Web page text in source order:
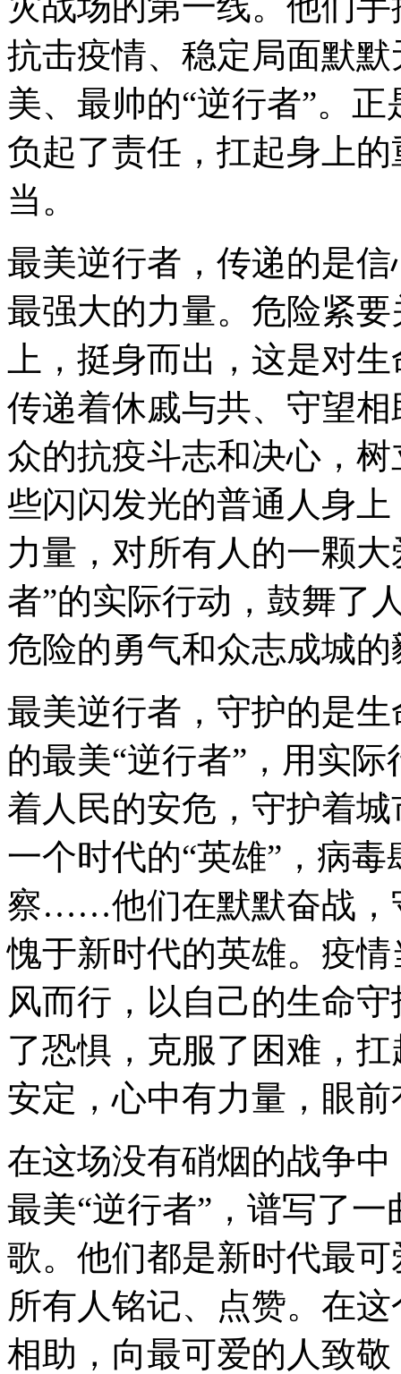
抗击疫情、稳定局面默
美、最帅的“逆行者”。
负起了责任，扛起身上
当。
最美逆行者，传递的是
最强大的力量。危险紧
上，挺身而出，这是对
传递着休戚与共、守望
众的抗疫斗志和决心，
些闪闪发光的普通人身
力量，对所有人的一颗
者”的实际行动，鼓舞了
危险的勇气和众志成城的
最美逆行者，守护的是
的最美“逆行者”，用实
着人民的安危，守护着
一个时代的“英雄”，病
察……他们在默默奋战，
愧于新时代的英雄。疫
风而行，以自己的生命
了恐惧，克服了困难，
安定，心中有力量，眼
在这场没有硝烟的战争
最美“逆行者”，谱写了
歌。他们都是新时代最
所有人铭记、点赞。在
相助，向最可爱的人致